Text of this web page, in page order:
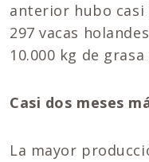
anterior hubo casi
297 vacas
10.000 kg de
Casi dos meses
La mayor